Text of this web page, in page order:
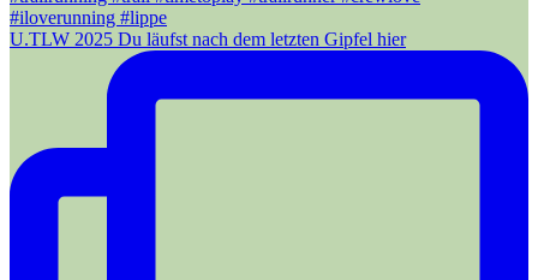
U.TLW 2025 Du läufst nach dem letzten Gipfel hier